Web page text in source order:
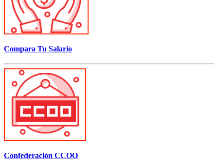
Compara Tu Salario
Confederación CCOO